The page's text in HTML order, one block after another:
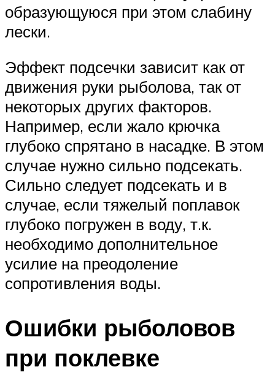
образующуюся при этом слабину
лески.
Эффект подсечки зависит как от
движения руки рыболова, так от
некоторых других факторов.
Например, если жало крючка
глубоко спрятано в насадке. В этом
случае нужно сильно подсекать.
Сильно следует подсекать и в
случае, если тяжелый поплавок
глубоко погружен в воду, т.к.
необходимо дополнительное
усилие на преодоление
сопротивления воды.
Ошибки рыболовов
при поклевке